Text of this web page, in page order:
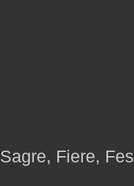
Sagre, Fiere,